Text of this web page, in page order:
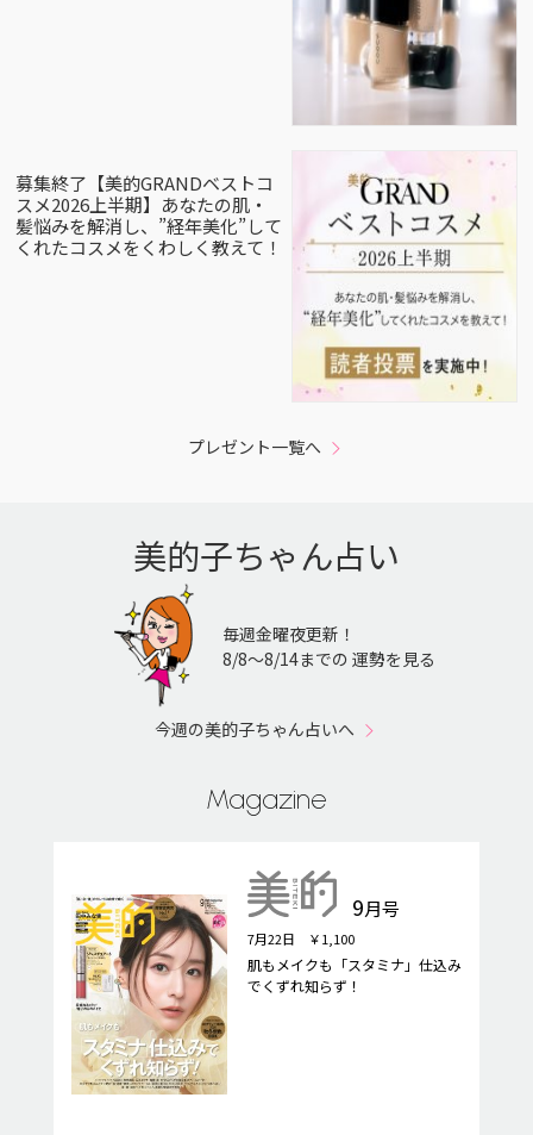
募集終了【美的GRANDベストコ
スメ2026上半期】あなたの肌・
髪悩みを解消し、”経年美化”して
くれたコスメをくわしく教えて！
プレゼント一覧へ
美的子ちゃん占い
毎週金曜夜更新！
8/8〜8/14までの 運勢を見る
今週の美的子ちゃん占いへ
Magazine
9月号
7月22日 ￥1,100
肌もメイクも「スタミナ」仕込み
でくずれ知らず！